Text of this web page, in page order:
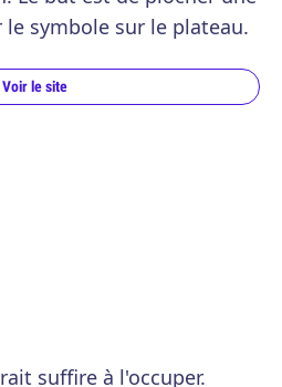
symbole sur le plateau.
Voir le site
suffire à l'occuper.